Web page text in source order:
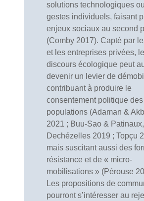
solutions technologiques
gestes individuels, faisant
enjeux sociaux au second
(Comby 2017). Capté par
et les entreprises privées, le
discours écologique peut
devenir un levier de
contribuant à produire le
consentement politique des
populations (Adaman &
2021 ; Buu-Sao &
Dechézelles 2019 ; Topçu
mais suscitant aussi des
résistance et de « micro-
mobilisations » (Pérouse
Les propositions de
pourront s’intéresser au